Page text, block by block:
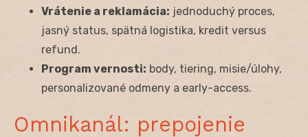
Vrátenie a reklamácia: jednoduchý proces,
jasný status, spätná logistika, kredit versus
refund.
Program vernosti: body, tiering, misie/úlohy,
personalizované odmeny a early-access.
Omnikanál: prepojenie